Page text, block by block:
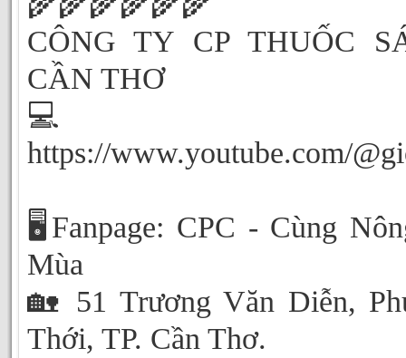
CÔNG TY CP THUỐC
CẦN THƠ
https://www.youtube.com/
🖥️Fanpage: CPC - Cùng
Mùa
🏡 51 Trương Văn Diễn,
Thới, TP. Cần Thơ.